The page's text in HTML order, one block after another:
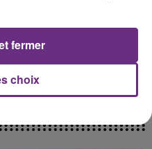
Habits (stay High)
choix
fermer